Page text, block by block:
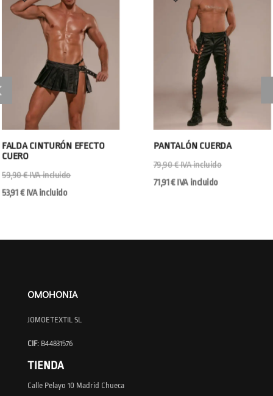
FALDA CINTURÓN EFECTO
CUERO
59,90€IVA incluido
53,91€ IVA incluido
PANTALÓN CUERDA
79,90€ IVA incluido
71,91€ IVA incluido
OMOHONIA
JOMOETEXTIL SL
CIF: B44831576
TIENDA
Calle Pelayo 10 Madrid Chueca